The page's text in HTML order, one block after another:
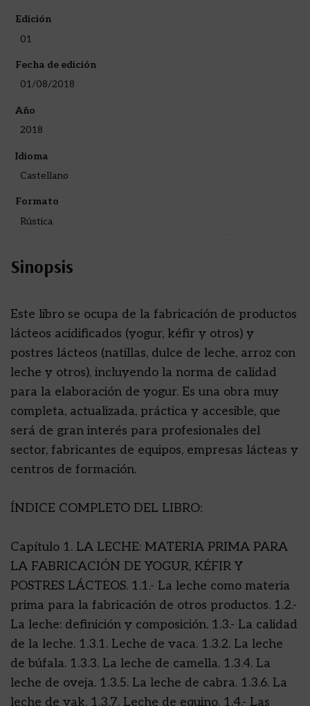
Edición
01
Fecha de edición
01/08/2018
Año
2018
Idioma
Castellano
Formato
Rústica
Sinopsis
Este libro se ocupa de la fabricación de productos
lácteos acidificados (yogur, kéfir y otros) y
postres lácteos (natillas, dulce de leche, arroz con
leche y otros), incluyendo la norma de calidad
para la elaboración de yogur. Es una obra muy
completa, actualizada, práctica y accesible, que
será de gran interés para profesionales del
sector, fabricantes de equipos, empresas lácteas y
centros de formación.
ÍNDICE COMPLETO DEL LIBRO:
Capítulo 1. LA LECHE: MATERIA PRIMA PARA
LA FABRICACIÓN DE YOGUR, KÉFIR Y
POSTRES LÁCTEOS. 1.1.- La leche como materia
prima para la fabricación de otros productos. 1.2.-
La leche: definición y composición. 1.3.- La calidad
de la leche. 1.3.1. Leche de vaca. 1.3.2. La leche
de búfala. 1.3.3. La leche de camella. 1.3.4. La
leche de oveja. 1.3.5. La leche de cabra. 1.3.6. La
leche de yak. 1.3.7. Leche de equino. 1.4.- Las